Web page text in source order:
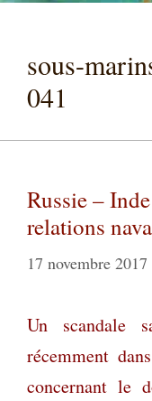
sous-
041
Russie –
relations
17 novembre 2017
Un scandale
récemment
concernant le